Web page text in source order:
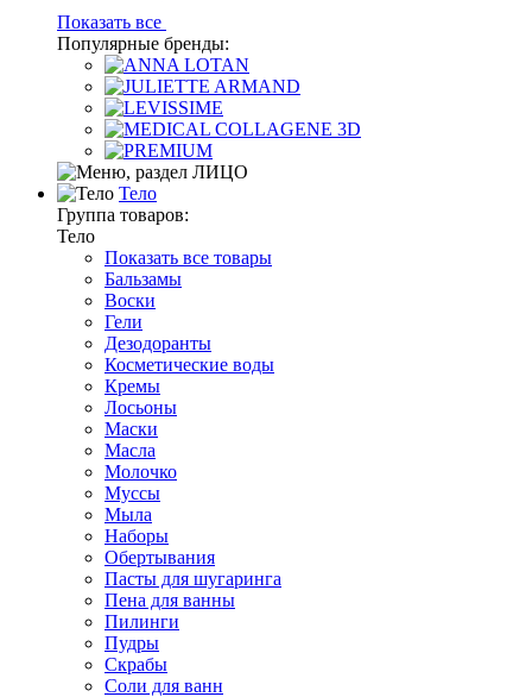
Показать все
Популярные бренды:
Тело
Группа товаров:
Тело
Показать все товары
Бальзамы
Воски
Гели
Дезодоранты
Косметические воды
Кремы
Лосьоны
Маски
Масла
Молочко
Муссы
Мыла
Наборы
Обертывания
Пасты для шугаринга
Пена для ванны
Пилинги
Пудры
Скрабы
Соли для ванн